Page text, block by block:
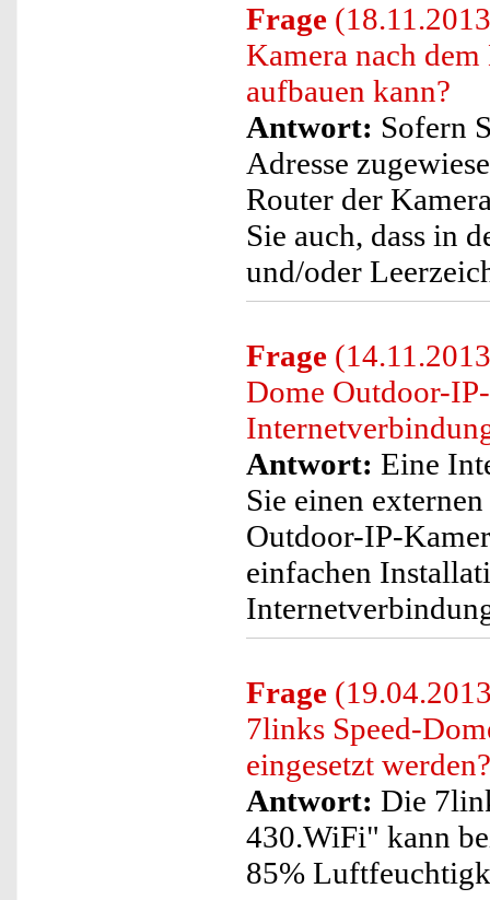
Frage
Kamera nach
aufbauen kann?
Antwort: Sofern
Adresse
Router der
Sie auch, dass in
und/oder
Frage
Dome Outdoor-
Antwort: Eine
Sie einen
Outdoor-IP-
einfachen
Frage
7links Speed-
eingesetzt werden?
Antwort: Die
430.WiFi" kann
85%